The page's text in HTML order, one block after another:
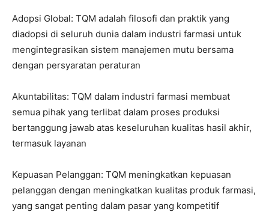
Adopsi Global: TQM adalah filosofi dan praktik yang
diadopsi di seluruh dunia dalam industri farmasi untuk
mengintegrasikan sistem manajemen mutu bersama
dengan persyaratan peraturan
Akuntabilitas: TQM dalam industri farmasi membuat
semua pihak yang terlibat dalam proses produksi
bertanggung jawab atas keseluruhan kualitas hasil akhir,
termasuk layanan
Kepuasan Pelanggan: TQM meningkatkan kepuasan
pelanggan dengan meningkatkan kualitas produk farmasi,
yang sangat penting dalam pasar yang kompetitif